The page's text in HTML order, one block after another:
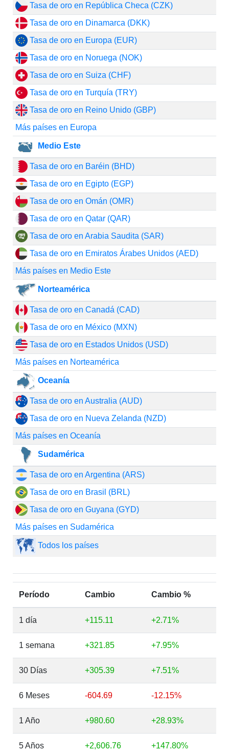
Tasa de oro en República Checa (CZK)
Tasa de oro en Dinamarca (DKK)
Tasa de oro en Europa (EUR)
Tasa de oro en Noruega (NOK)
Tasa de oro en Suiza (CHF)
Tasa de oro en Turquía (TRY)
Tasa de oro en Reino Unido (GBP)
Más países en Europa
Medio Este
Tasa de oro en Baréin (BHD)
Tasa de oro en Egipto (EGP)
Tasa de oro en Omán (OMR)
Tasa de oro en Qatar (QAR)
Tasa de oro en Arabia Saudita (SAR)
Tasa de oro en Emiratos Árabes Unidos (AED)
Más países en Medio Este
Norteamérica
Tasa de oro en Canadá (CAD)
Tasa de oro en México (MXN)
Tasa de oro en Estados Unidos (USD)
Más países en Norteamérica
Oceanía
Tasa de oro en Australia (AUD)
Tasa de oro en Nueva Zelanda (NZD)
Más países en Oceanía
Sudamérica
Tasa de oro en Argentina (ARS)
Tasa de oro en Brasil (BRL)
Tasa de oro en Guyana (GYD)
Más países en Sudamérica
Todos los países
Período Cambio Cambio %
1 día +115.11 +2.71%
1 semana +321.85 +7.95%
30 Días +305.39 +7.51%
6 Meses -604.69 -12.15%
1 Año +980.60 +28.93%
5 Años +2,606.76 +147.80%